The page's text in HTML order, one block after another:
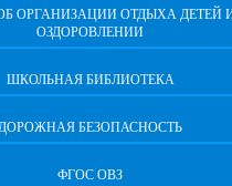
ОРГАНИЗАЦИИ ОТДЫХА ДЕТЕЙ
ОЗДОРОВЛЕНИИ
ШКОЛЬНАЯ БИБЛИОТЕКА
БЕЗОПАСНОСТЬ
ФГОС ОВЗ